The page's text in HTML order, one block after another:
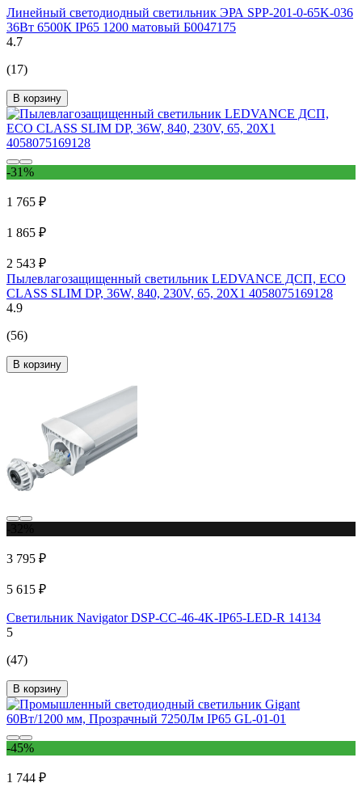
Линейный светодиодный светильник ЭРА SPP-201-0-65K-036
36Вт 6500К IP65 1200 матовый Б0047175
4.7
(17)
В корзину
-31%
1 765 ₽
1 865 ₽
2 543 ₽
Пылевлагозащищенный светильник LEDVANCE ДСП, ECO
CLASS SLIM DP, 36W, 840, 230V, 65, 20X1 4058075169128
4.9
(56)
В корзину
3 795 ₽
5 615 ₽
Светильник Navigator DSP-CC-46-4K-IP65-LED-R 14134
5
(47)
В корзину
-45%
1 744 ₽